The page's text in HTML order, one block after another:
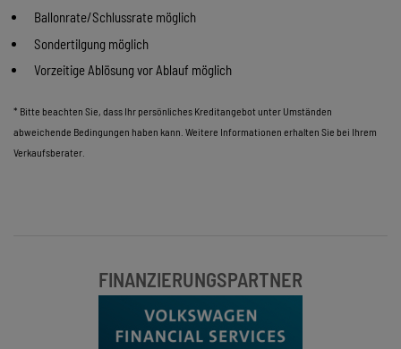
Ballonrate/Schlussrate möglich
Sondertilgung möglich
Vorzeitige Ablösung vor Ablauf möglich
* Bitte beachten Sie, dass Ihr persönliches Kreditangebot unter Umständen
abweichende Bedingungen haben kann. Weitere Informationen erhalten Sie bei Ihrem
Verkaufsberater.
FINANZIERUNGSPARTNER